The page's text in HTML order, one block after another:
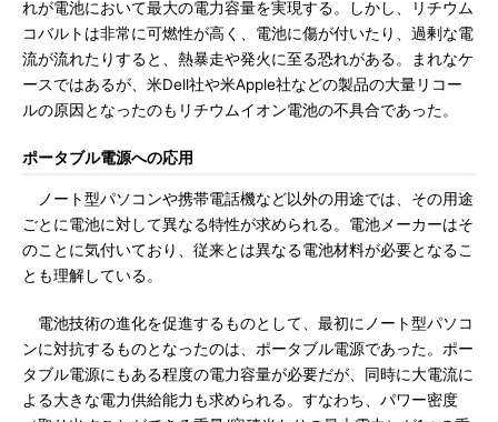
れが電池において最大の電力容量を実現する。しかし、リチウム
コバルトは非常に可燃性が高く、電池に傷が付いたり、過剰な電
流が流れたりすると、熱暴走や発火に至る恐れがある。まれなケ
ースではあるが、米Dell社や米Apple社などの製品の大量リコー
ルの原因となったのもリチウムイオン電池の不具合であった。
ポータブル電源への応用
ノート型パソコンや携帯電話機など以外の用途では、その用途
ごとに電池に対して異なる特性が求められる。電池メーカーはそ
のことに気付いており、従来とは異なる電池材料が必要となるこ
とも理解している。
電池技術の進化を促進するものとして、最初にノート型パソコ
ンに対抗するものとなったのは、ポータブル電源であった。ポー
タブル電源にもある程度の電力容量が必要だが、同時に大電流に
よる大きな電力供給能力も求められる。すなわち、パワー密度